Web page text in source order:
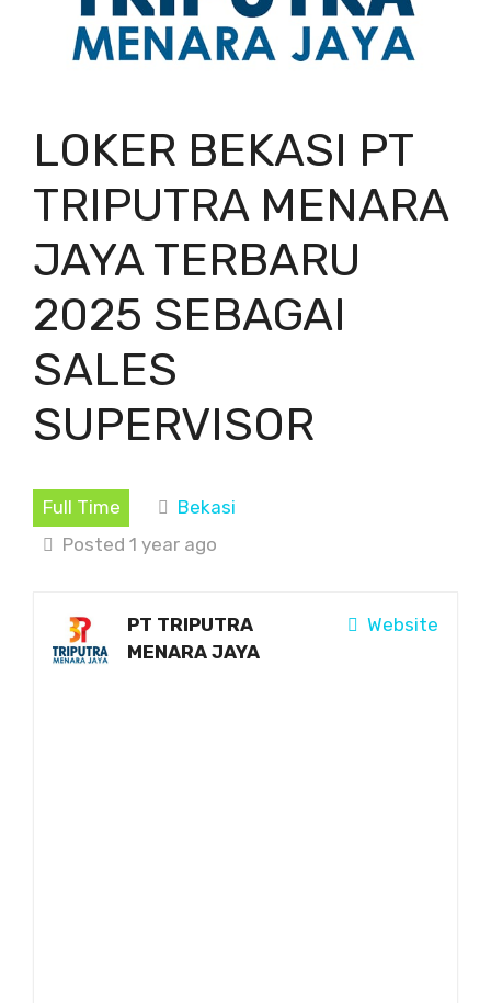
LOKER BEKASI PT
TRIPUTRA MENARA
JAYA TERBARU
2025 SEBAGAI
SALES
SUPERVISOR
Full Time
Bekasi
Posted 1 year ago
Website
PT TRIPUTRA
MENARA JAYA